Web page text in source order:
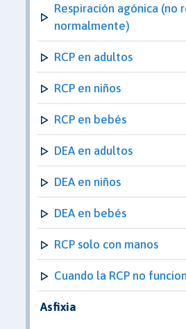
Respiración agónica (no
normalmente)
RCP en adultos
RCP en niños
RCP en bebés
DEA en adultos
DEA en niños
DEA en bebés
RCP solo con manos
Cuando la RCP no
Asfixia